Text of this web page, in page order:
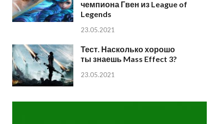
чемпиона Гвен из League of
Legends
23.05.2021
Тест. Насколько хорошо
ты знаешь Mass Effect 3?
23.05.2021